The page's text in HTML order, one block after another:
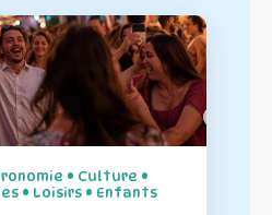
région, a consacré un
au sein de ses
éditions.
• Culture •
• Loisirs • Enfants